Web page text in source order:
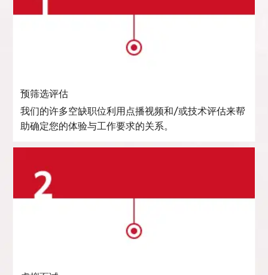
预筛选评估
我们的许多空缺职位利用点播视频和/或技术评估来帮
助确定您的体验与工作要求的关系。